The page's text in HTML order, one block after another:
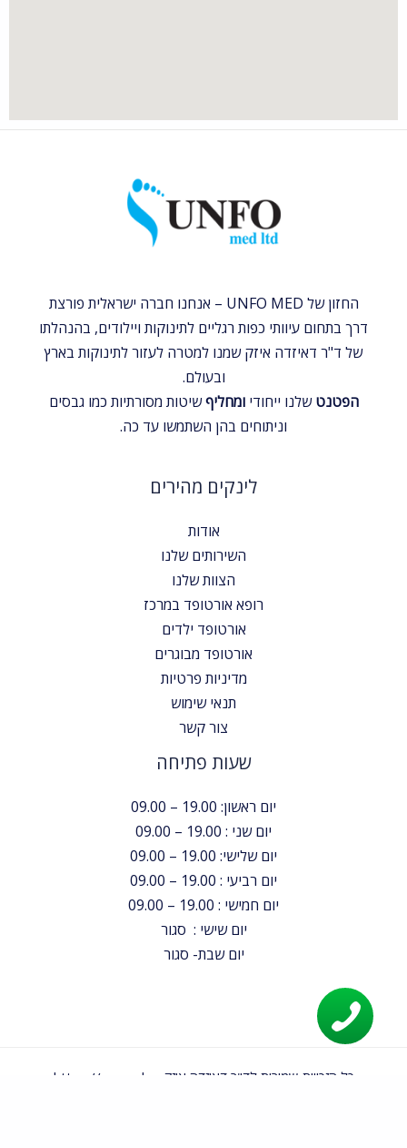
החזון של UNFO MED – אנחנו חברה ישראלית פורצת
דרך בתחום עיוותי כפות רגליים לתינוקות ויילודים, בהנהלתו
של ד"ר דאיזדה איזק שמנו למטרה לעזור לתינוקות בארץ
ובעולם.
הפטנטשלנו ייחודי ומחליףשיטות מסורתיות כמו גבסים
וניתוחים בהן השתמשו עד כה.
לינקים מהירים
אודות
השירותים שלנו
הצוות שלנו
רופא אורטופד במרכז
אורטופד ילדים
אורטופד מבוגרים
מדיניות פרטיות
תנאי שימוש
צור קשר
שעות פתיחה
יום ראשון: 19.00 – 09.00
יום שני : 19.00 – 09.00
יום שלישי: 19.00 – 09.00
יום רביעי : 19.00 – 09.00
יום חמישי : 19.00 – 09.00
יום שישי : סגור
יום שבת- סגור
כל הזכויות שמורות לד"ר דאיזדה איזק- https://www.dr-